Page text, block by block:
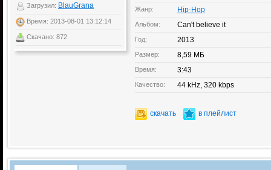
Загрузил: BlauGrana
Время: 2013-08-01 13:12:14
Скачано: 872
Жанр: Hip-Hop
Альбом: Can't believe it
Год: 2013
Размер: 8,59 МБ
Время: 3:43
Качество: 44 kHz, 320 kbps
скачать в плейлист